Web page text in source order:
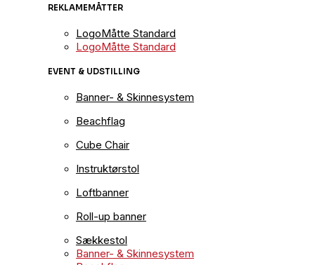
REKLAMEMÅTTER
LogoMåtte Standard
LogoMåtte Standard
EVENT & UDSTILLING
Banner- & Skinnesystem
Beachflag
Cube Chair
Instruktørstol
Loftbanner
Roll-up banner
Sækkestol
Banner- & Skinnesystem